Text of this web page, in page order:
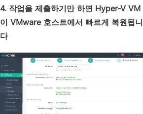
4. 작업을 제출하기만 하면 Hyper-V VM
이 VMware 호스트에서 빠르게 복원됩니
다